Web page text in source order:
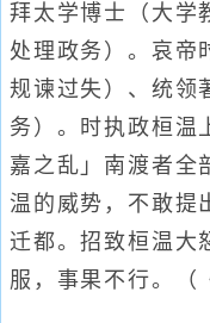
拜太学博士（大学
处理政务）。哀帝
规谏过失）、统领
务）。时执政桓温
嘉之乱」南渡者全
温的威势，不敢提
迁都。招致桓温大
服，事果不行。（